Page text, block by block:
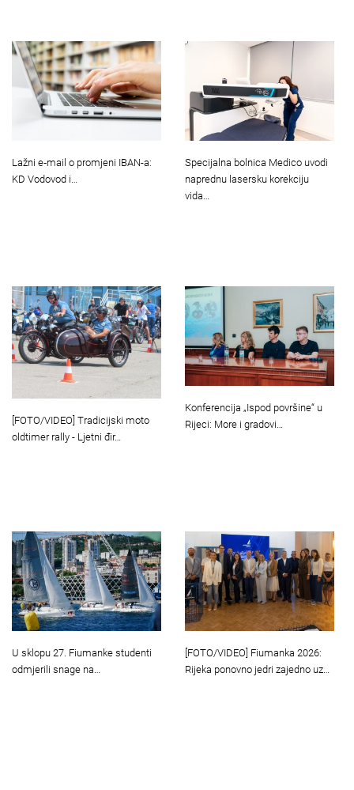
Lažni e‑mail o promjeni IBAN-a:
KD Vodovod i…
Specijalna bolnica Medico uvodi
naprednu lasersku korekciju
vida…
[FOTO/VIDEO] Tradicijski moto
oldtimer rally - Ljetni đir…
Konferencija „Ispod površine“ u
Rijeci: More i gradovi…
U sklopu 27. Fiumanke studenti
odmjerili snage na…
[FOTO/VIDEO] Fiumanka 2026:
Rijeka ponovno jedri zajedno uz…